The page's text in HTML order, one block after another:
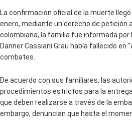
La confirmación oficial de la muerte
enero, mediante un derecho de petición
colombiana, la familia fue informada por
Danner Cassiani Grau había fallecido en
combates.
De acuerdo con sus familiares, las
procedimientos estrictos para la
que deben realizarse a través de la
embargo, denuncian que hasta el